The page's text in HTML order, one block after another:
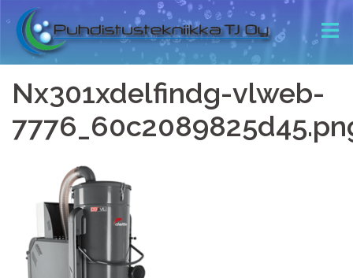
Nx301xdelfindg-vlweb-